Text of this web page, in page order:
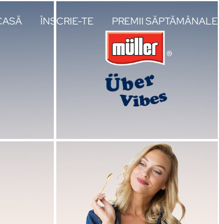
ÎNSCRIE-TE PREMII SĂPTĂMÂNALE